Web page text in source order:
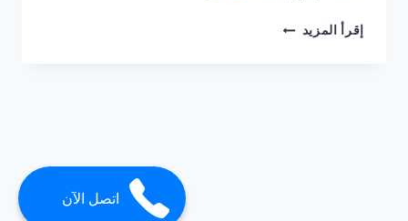
إقرأ المزيد حداد
اتصل الآن